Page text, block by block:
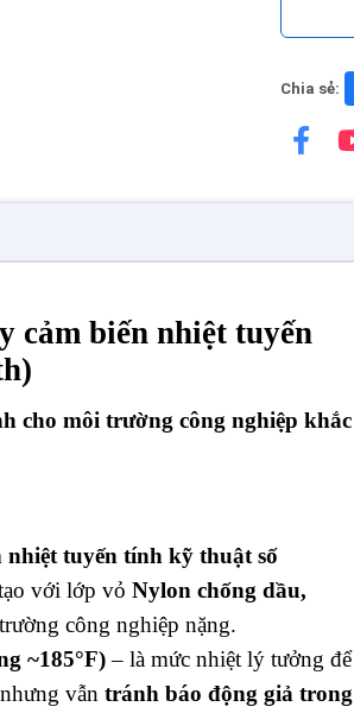
Chia sẻ:
cảm biến nhiệt tuyến
cho môi trường công nghiệp khắc
nhiệt tuyến tính kỹ thuật số
với lớp vỏ Nylon chống dầu,
công nghiệp nặng.
~185°F)– là mức nhiệt lý tưởng để
vẫn tránh báo động giả trong